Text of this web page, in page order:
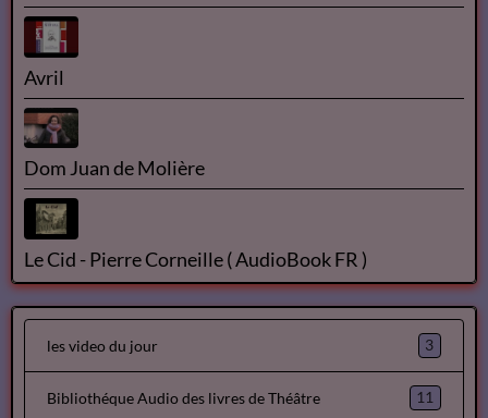
Avril
Dom Juan de Molière
Le Cid - Pierre Corneille ( AudioBook FR )
les video du jour 3
Bibliothéque Audio des livres de Théâtre 11